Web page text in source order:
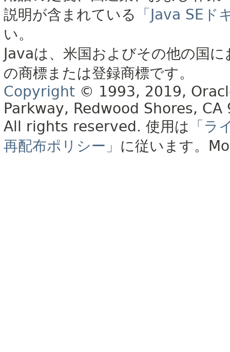
説明が含まれている
「Java SE
い。
Javaは、米国およびその他の国
の商標または登録商標です。
Copyright © 1993, 2019,
Parkway, Redwood Shores, CA
All rights reserved. 使用は 「ラ
再配布ポリシー」 に従います。